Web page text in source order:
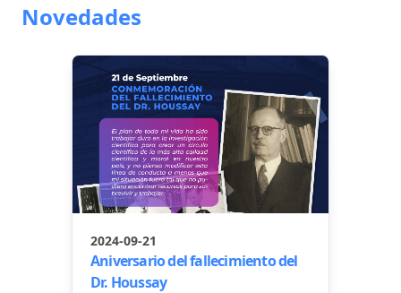
Novedades
2024-09-21
Aniversario del fallecimiento del
Dr. Houssay